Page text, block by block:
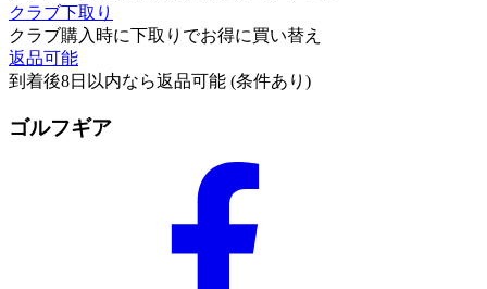
クラブ下取り
クラブ購入時に下取りでお得に買い替え
返品可能
到着後8日以内なら返品可能 (条件あり)
ゴルフギア